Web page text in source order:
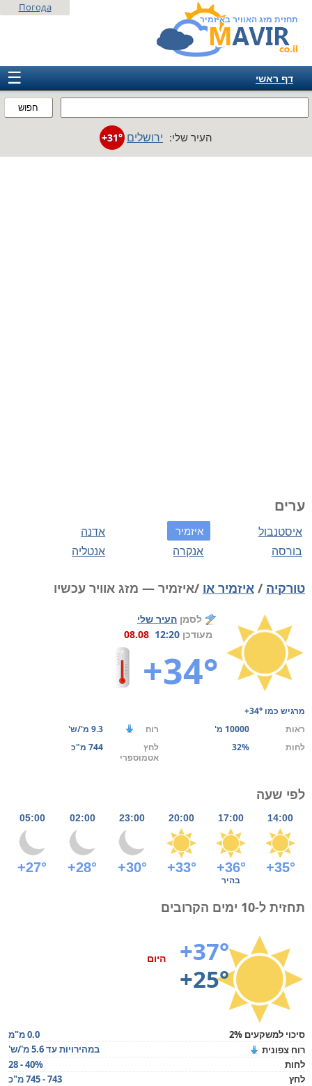
תחזית מזג האוויר באיזמיר
חפוש
Погода
☰
דף ראשי
אמריקה
העיר שלי: ירושלים +31°
ערים
אדנה איזמיר
איסטנבול
אנטליה
אנקרה בורסה
טורקיה / איזמיר או /איזמיר — מזג אוויר עכשיו
לסמן העיר שלי
מעודכן 12:20
08.08
+34°
מרגיש כמו +34°
ראות
10000 מ' רוח
9.3 מ'/ש'
לחות
32%
לחץ
אטמוספרי
744 מ"כ
לפי שעה
14:00
17:00
20:00
23:00
02:00
05:00
+35°
+36°
+33°
+30°
+28°
+27°
בהיר
תחזית ל-10 ימים הקרובים
+37°
+25°
היום
סיכוי למשקעים 2%
0.0 מ"מ
רוח צפונית
במהירויות עד 5.6 מ'/ש'
לחות
28 - 40%
לחץ
743 - 745 מ"כ